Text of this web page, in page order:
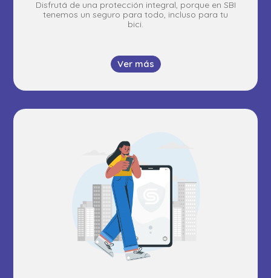
Disfrutá de una protección integral, porque en SBI
tenemos un seguro para todo, incluso para tu
bici.
Ver más